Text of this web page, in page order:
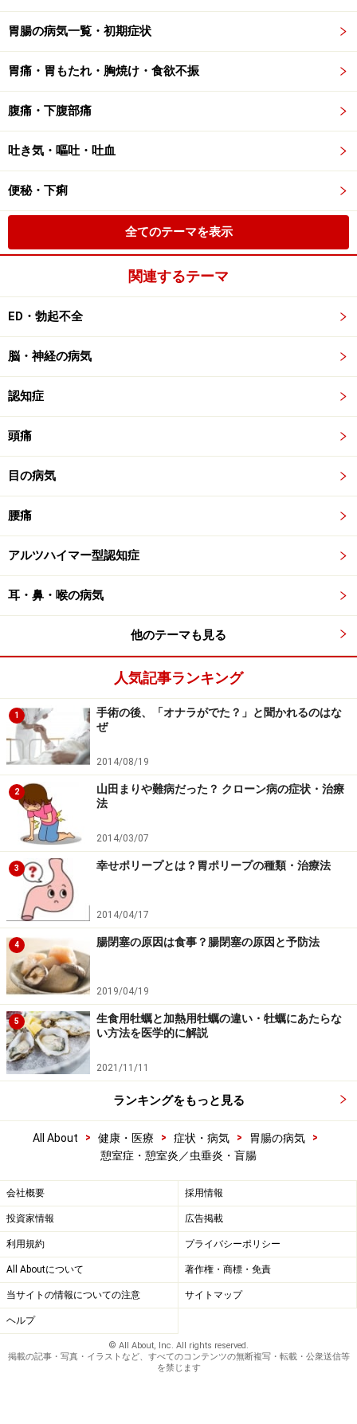
胃腸の病気一覧・初期症状
胃痛・胃もたれ・胸焼け・食欲不振
腹痛・下腹部痛
吐き気・嘔吐・吐血
便秘・下痢
全てのテーマを表示
関連するテーマ
ED・勃起不全
脳・神経の病気
認知症
頭痛
目の病気
腰痛
アルツハイマー型認知症
耳・鼻・喉の病気
他のテーマも見る
人気記事ランキング
1
手術の後、「オナラがでた？」と聞かれるのはな
ぜ
2014/08/19
2
山田まりや難病だった？ クローン病の症状・治療
法
2014/03/07
3 幸せポリープとは？胃ポリープの種類・治療法
2014/04/17
4 腸閉塞の原因は食事？腸閉塞の原因と予防法
2019/04/19
5
生食用牡蠣と加熱用牡蠣の違い・牡蠣にあたらな
い方法を医学的に解説
2021/11/11
ランキングをもっと見る
All About > 健康・医療 > 症状・病気 > 胃腸の病気
>
憩室症・憩室炎／虫垂炎・盲腸
会社概要 採用情報
投資家情報 広告掲載
利用規約 プライバシーポリシー
All Aboutについて 著作権・商標・免責
当サイトの情報についての注意 サイトマップ
ヘルプ
© All About, Inc. All rights reserved.
掲載の記事・写真・イラストなど、すべてのコンテンツの無断複写・転載・公衆送信等
を禁じます